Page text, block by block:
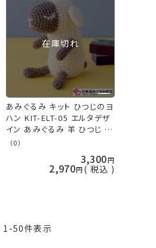
在庫切れ
あみぐるみ キット ひつじのヨ
ハン KIT-ELT-05 エルタデザ
イン あみぐるみ 羊 ひつじ ヒ
ツジ 手芸キット 日本あみぐ
（0）
3,300
2,970 税込
1 -50件表示